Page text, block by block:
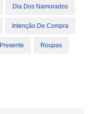
Dia Dos Namorados
Intenção De Compra
Presente Roupas